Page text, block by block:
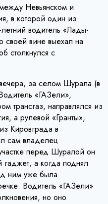
Невьянском и
в которой один из
водитель «Лады-
своей вине выехал на
столкнулся с
за селом Шурала (в
«ГАЗели»,
трансгаз, направлялся из
а рулевой «Гранты»,
Кировграда в
сам владелец
перед Шуралой он
гаджет, а когда поднял
ним уже была
Водитель «ГАЗели»
но оно